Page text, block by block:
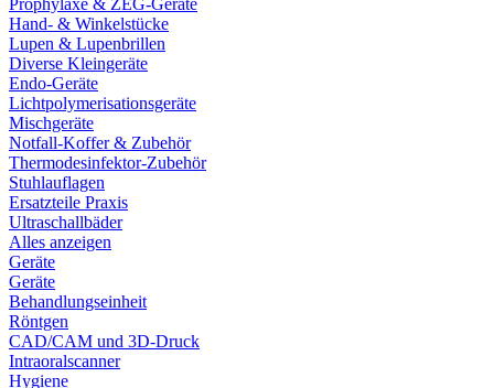
Prophylaxe & ZEG-Geräte
Hand- & Winkelstücke
Lupen & Lupenbrillen
Diverse Kleingeräte
Endo-Geräte
Lichtpolymerisationsgeräte
Mischgeräte
Notfall-Koffer & Zubehör
Thermodesinfektor-Zubehör
Stuhlauflagen
Ersatzteile Praxis
Ultraschallbäder
Alles anzeigen
Geräte
Geräte
Behandlungseinheit
Röntgen
CAD/CAM und 3D-Druck
Intraoralscanner
Hygiene